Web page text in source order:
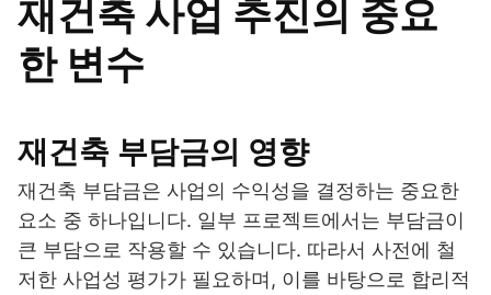
재건축 사업 추진의 중요
한 변수
재건축 부담금의 영향
재건축 부담금은 사업의 수익성을 결정하는 중요한
요소 중 하나입니다. 일부 프로젝트에서는 부담금이
큰 부담으로 작용할 수 있습니다. 따라서 사전에 철
저한 사업성 평가가 필요하며, 이를 바탕으로 합리적